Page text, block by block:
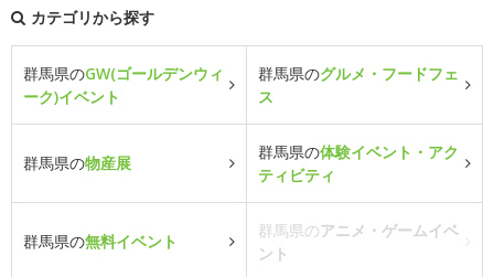
カテゴリから探す
群馬県のGW(ゴールデンウィ
ーク)イベント
群馬県のグルメ・フードフェ
ス
群馬県の物産展
群馬県の体験イベント・アク
ティビティ
群馬県の無料イベント
群馬県のアニメ・ゲームイベ
ント